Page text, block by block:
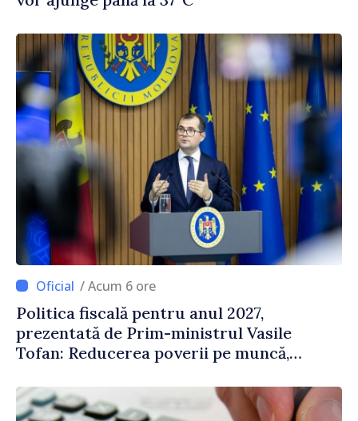
/ Acum 6 ore
Politica fiscală pentru anul 2027,
prezentată de Prim-ministrul Vasile
Tofan: Reducerea poverii pe muncă,
echitabilă